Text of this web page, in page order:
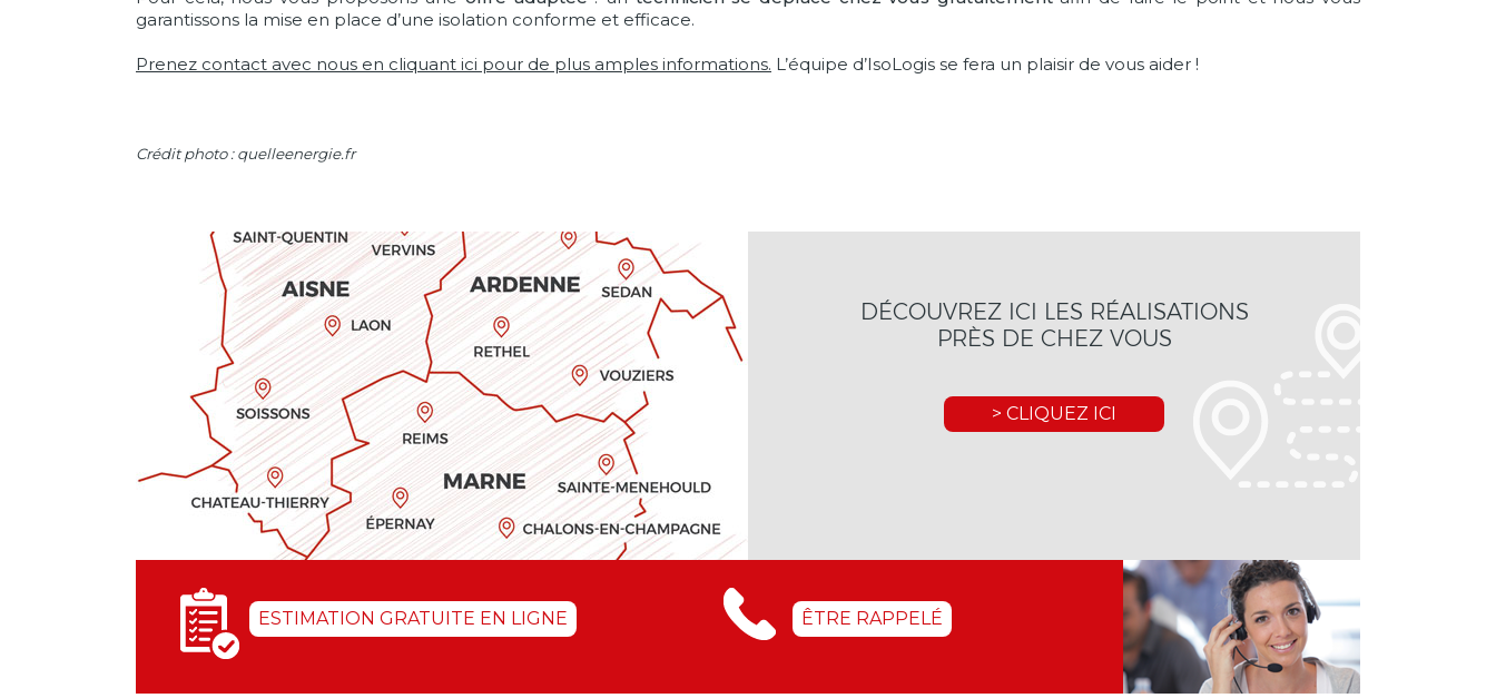
garantissons la mise en place d’une isolation conforme et efficace.
Prenez contact avec nous en cliquant ici pour de plus amples informations. L’équipe d’IsoLogis se fera un plaisir de vous aider !
Crédit photo : quelleenergie.fr
DÉCOUVREZ ICI LES RÉALISATIONS
PRÈS DE CHEZ VOUS
> CLIQUEZ ICI
ESTIMATION GRATUITE EN LIGNE ÊTRE RAPPELÉ